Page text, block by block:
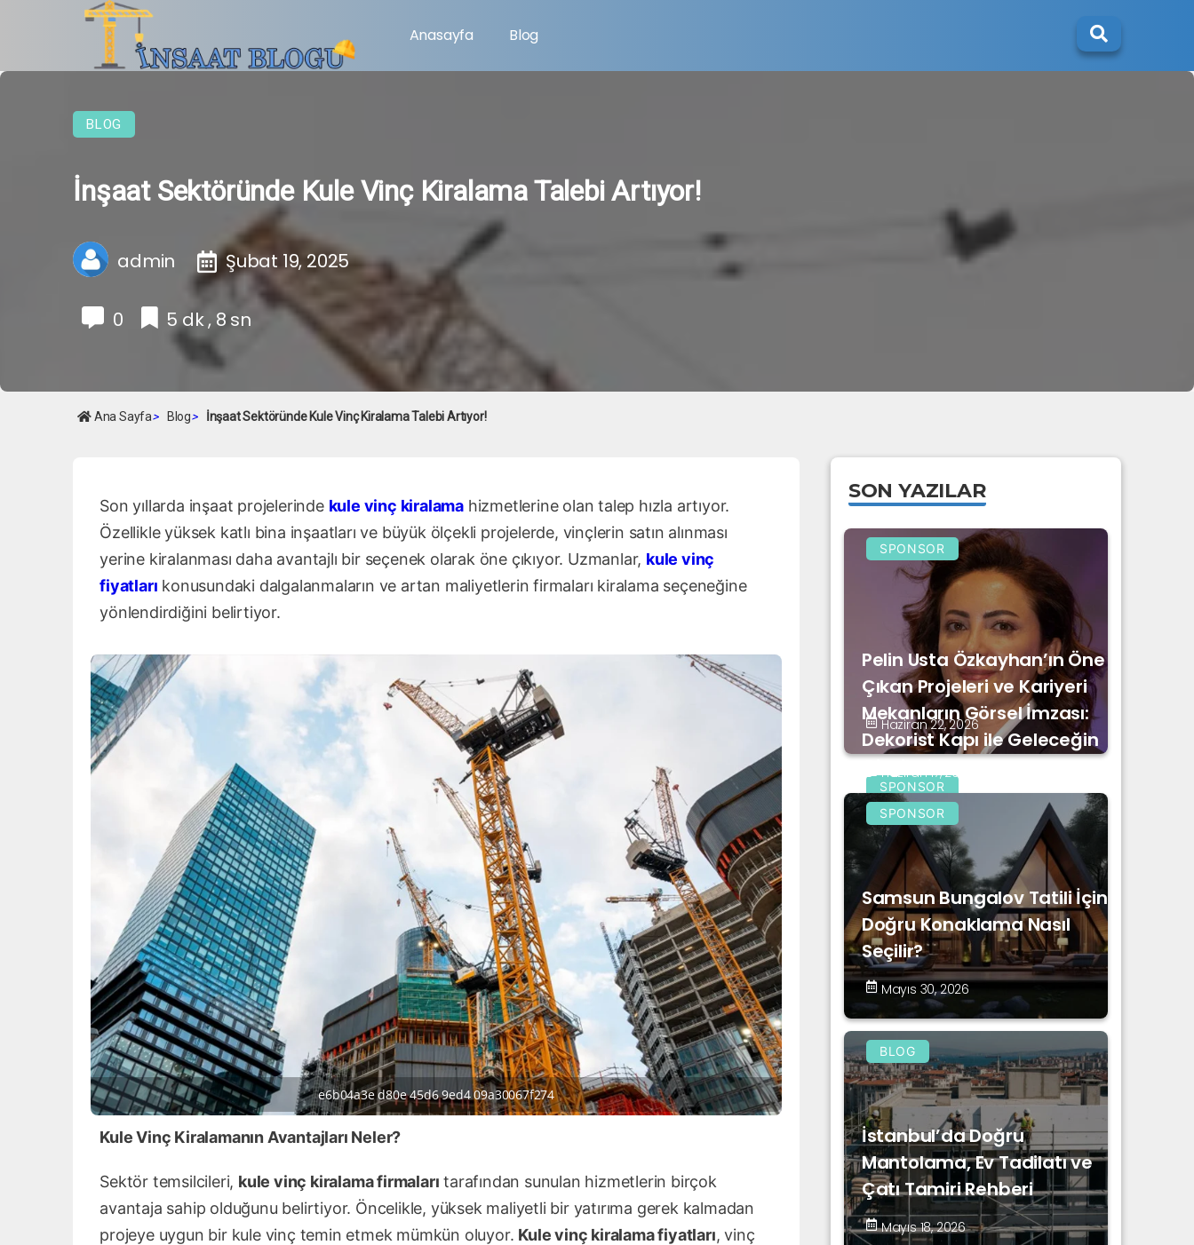
Anasayfa Blog
BLOG
İnşaat Sektöründe Kule Vinç Kiralama Talebi Artıyor!
admin Şubat 19, 2025
0 5 dk , 8 sn
Ana Sayfa> Blog> İnşaat Sektöründe Kule Vinç Kiralama Talebi Artıyor!
Son yıllarda inşaat projelerinde kule vinç kiralama hizmetlerine olan talep hızla artıyor.
Özellikle yüksek katlı bina inşaatları ve büyük ölçekli projelerde, vinçlerin satın alınması
yerine kiralanması daha avantajlı bir seçenek olarak öne çıkıyor. Uzmanlar, kule vinç
fiyatları konusundaki dalgalanmaların ve artan maliyetlerin firmaları kiralama seçeneğine
yönlendirdiğini belirtiyor.
e6b04a3e d80e 45d6 9ed4 09a30067f274
Kule Vinç Kiralamanın Avantajları Neler?
Sektör temsilcileri, kule vinç kiralama firmaları tarafından sunulan hizmetlerin birçok
avantaja sahip olduğunu belirtiyor. Öncelikle, yüksek maliyetli bir yatırıma gerek kalmadan
projeye uygun bir kule vinç temin etmek mümkün oluyor. Kule vinç kiralama fiyatları, vinç
SON YAZILAR
SPONSOR
Pelin Usta Özkayhan’ın Öne
Çıkan Projeleri ve Kariyeri
Haziran 22, 2026
SPONSOR
Mekanların Görsel İmzası:
Dekorist Kapı ile Geleceğin
Haziran 17, 2026
SPONSOR
Samsun Bungalov Tatili İçin
Doğru Konaklama Nasıl
Seçilir?
Mayıs 30, 2026
BLOG
İstanbul’da Doğru
Mantolama, Ev Tadilatı ve
Çatı Tamiri Rehberi
Mayıs 18, 2026